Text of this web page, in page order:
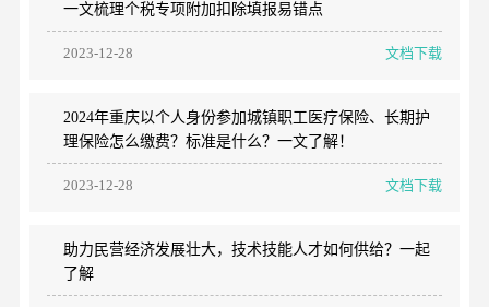
一文梳理个税专项附加扣除填报易错点
2023-12-28 文档下载
2024年重庆以个人身份参加城镇职工医疗保险、长期护
理保险怎么缴费？标准是什么？一文了解！
2023-12-28 文档下载
助力民营经济发展壮大，技术技能人才如何供给？一起
了解